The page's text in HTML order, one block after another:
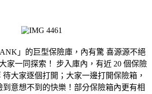
」的巨型保險庫，內有驚 喜源源不絕
家一同探索！ 步入庫內，有近 20 個保險
大家逐個打開；大家一邊打開保險箱，
意想不到的快樂！部分保險箱內更有相